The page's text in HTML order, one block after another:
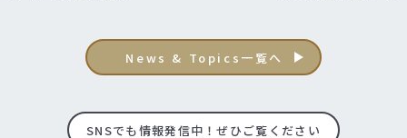
News & Topics一覧へ
SNSでも情報発信中！ぜひご覧ください